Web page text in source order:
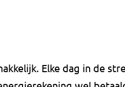
Elke dag in de